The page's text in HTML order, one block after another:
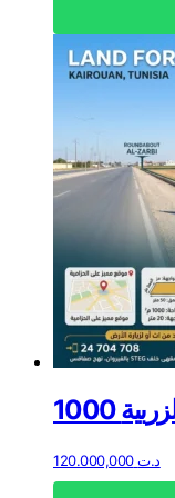
د.ت120.000,000